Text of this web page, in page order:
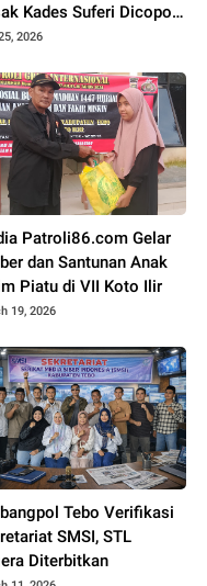
Kades Suferi Dicopot
Hormat, Pemkab Tebo
2026
Patroli86.com Gelar
dan Santunan Anak
Piatu di VII Koto Ilir
19, 2026
Tebo Verifikasi
SMSI, STL
Diterbitkan